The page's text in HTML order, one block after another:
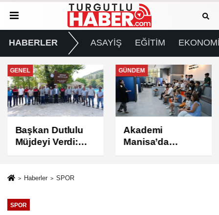
HABERLER ASAYİŞ EĞİTİM
GENEL
Başkan Dutlulu
Müjdeyi Verdi:
Akpınar Mesire
Açılıyor
GÜNDEM
Akademi
Manisa’da
Eğitimler Başladı
Haberler SPOR
SPOR